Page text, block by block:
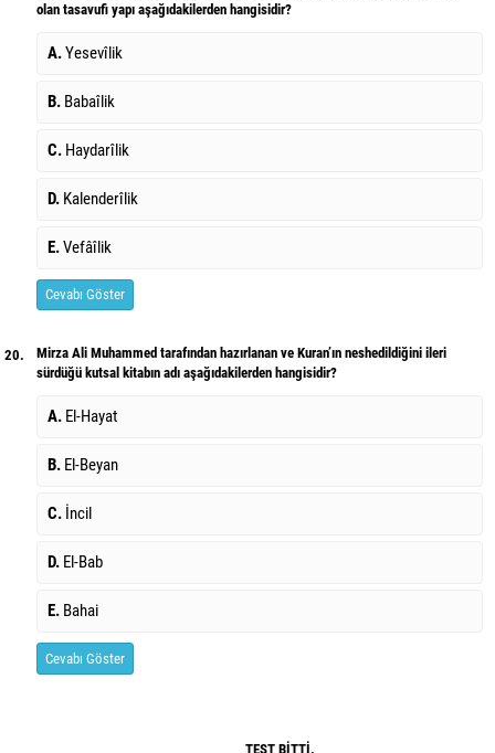
olan tasavufi yapı aşağıdakilerden hangisidir?
A.Yesevîlik
B. Babaîlik
C. Haydarîlik
D. Kalenderîlik
E.Vefâîlik
Cevabı Göster
20.
Mirza Ali Muhammed tarafından hazırlanan ve Kuran’ın neshedildiğini ileri
sürdüğü kutsal kitabın adı aşağıdakilerden hangisidir?
A. El-Hayat
B. El-Beyan
C. İncil
D. El-Bab
E. Bahai
Cevabı Göster
TEST BİTTİ.